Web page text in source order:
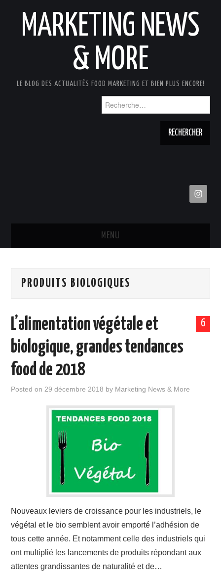
MARKETING NEWS
& MORE
LE BLOG DES ACTUALITÉS FOOD MARKETING ET BIEN PLUS ENCORE!
MENU
DISTRIBUTION
DIGITAL
INTERNATIONAL
A PROPOS
PRODUITS BIOLOGIQUES
6
L’alimentation végétale et
biologique, grandes tendances
food de 2018
Posted on 29 décembre 2018 by Marketing News & More
Nouveaux leviers de croissance pour les industriels, le
végétal et le bio semblent avoir emporté l’adhésion de
tous cette année. Et notamment celle des industriels qui
ont multiplié les lancements de produits répondant aux
attentes grandissantes de naturalité et de…